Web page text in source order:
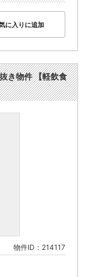
に入りに追加
き物件 【軽飲食
物件ID：214117